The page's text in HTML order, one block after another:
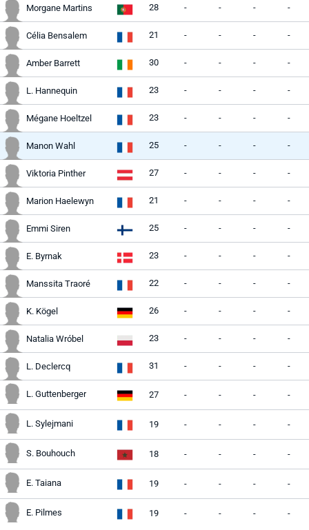
Morgane Martins 28 - - - -
Célia Bensalem 21 - - - -
Amber Barrett 30 - - - -
L. Hannequin 23 - - - -
Mégane Hoeltzel 23 - - - -
Manon Wahl 25 - - - -
Viktoria Pinther 27 - - - -
Marion Haelewyn 21 - - - -
Emmi Siren 25 - - - -
E. Byrnak 23 - - - -
Manssita Traoré 22 - - - -
K. Kögel 26 - - - -
Natalia Wróbel 23 - - - -
L. Declercq 31 - - - -
L. Guttenberger 27 - - - -
L. Sylejmani 19 - - - -
S. Bouhouch 18 - - - -
E. Taiana 19 - - - -
E. Pilmes 19 - - - -